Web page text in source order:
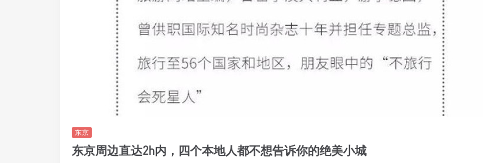
东京
东京周边直达2h内，四个本地人都不想告诉你的绝美小城